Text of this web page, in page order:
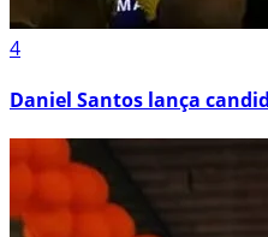
4
Daniel Santos lança